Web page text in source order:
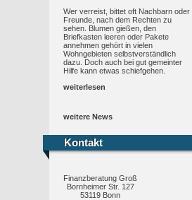
Wer verreist, bittet oft Nachbarn oder
Freunde, nach dem Rechten zu
sehen. Blumen gießen, den
Briefkasten leeren oder Pakete
annehmen gehört in vielen
Wohngebieten selbstverständlich
dazu. Doch auch bei gut gemeinter
Hilfe kann etwas schiefgehen.
weiterlesen
weitere News
Kontakt
Kontakt
Finanzberatung Groß
Bornheimer Str. 127
53119 Bonn